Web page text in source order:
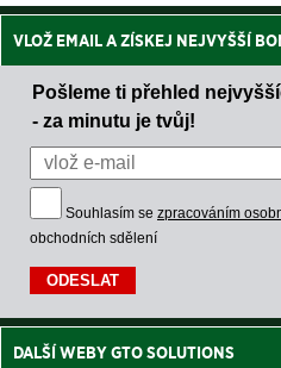
VLOŽ EMAIL A ZÍSKEJ NEJVYŠŠÍ
Pošleme ti přehled
- za minutu je tvůj!
Souhlasím se zpracováním
obchodních sdělení
DALŠÍ WEBY GTO SOLUTIONS